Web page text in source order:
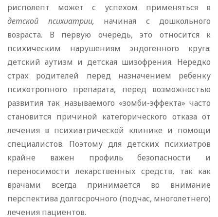
рисполепт может с успехом применяться в
детской психиатрии, начиная с дошкольного
возраста. В первую очередь, это относится к
психическим нарушениям эндогенного круга:
детский аутизм и детская шизофрения. Нередко
страх родителей перед назначением ребенку
психотропного препарата, перед возможностью
развития так называемого «зомби-эффекта» часто
становится причиной категорического отказа от
лечения в психиатрической клинике и помощи
специалистов. Поэтому для детских психиатров
крайне важен профиль безопасности и
переносимости лекарственных средств, так как
врачами всегда принимается во внимание
перспектива долгосрочного (подчас, многолетнего)
лечения пациентов.